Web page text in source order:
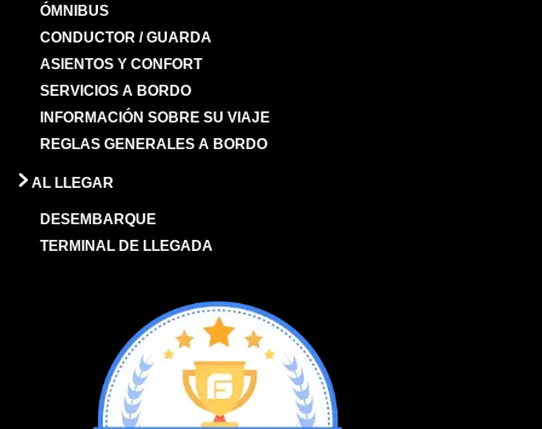
ÓMNIBUS
CONDUCTOR / GUARDA
ASIENTOS Y CONFORT
SERVICIOS A BORDO
INFORMACIÓN SOBRE SU VIAJE
REGLAS GENERALES A BORDO
AL LLEGAR
DESEMBARQUE
TERMINAL DE LLEGADA